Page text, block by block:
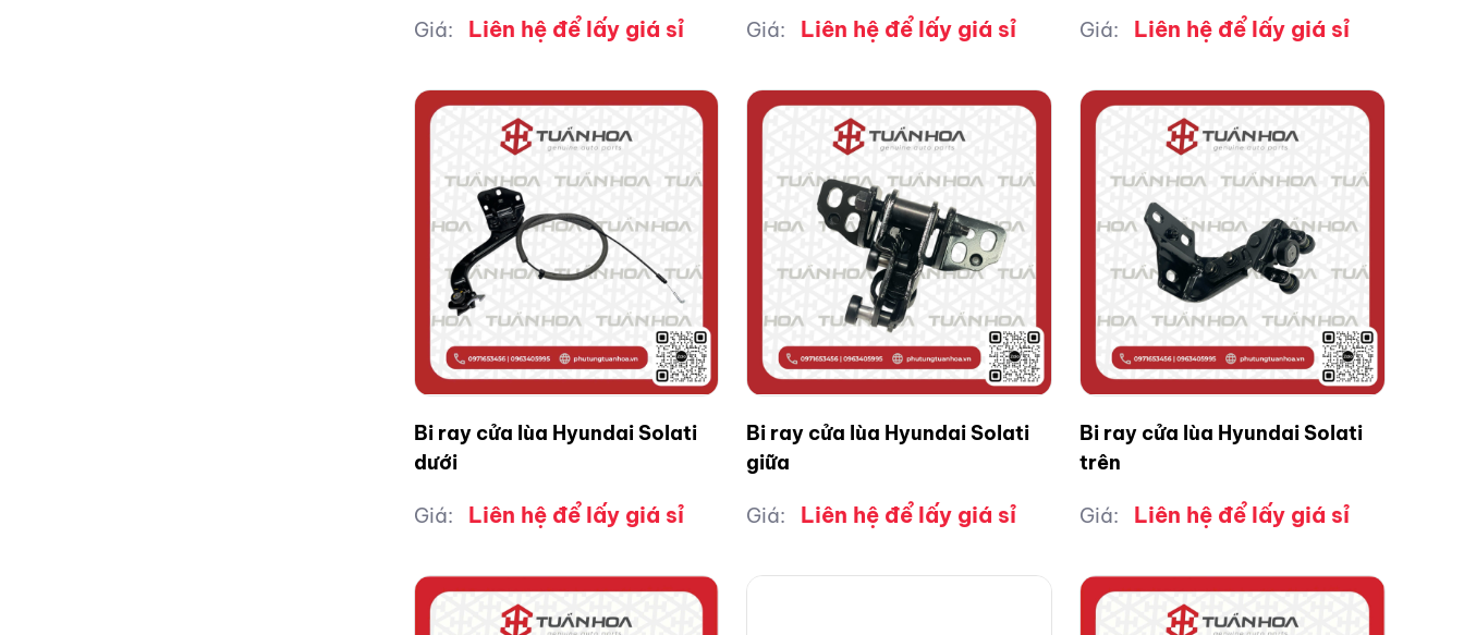
Giá: Liên hệ để lấy giá sỉ Giá: Liên hệ để lấy giá sỉ Giá: Liên hệ để lấy giá sỉ
Bi ray cửa lùa Hyundai Solati
dưới
Giá: Liên hệ để lấy giá sỉ
Bi ray cửa lùa Hyundai Solati
giữa
Giá: Liên hệ để lấy giá sỉ
Bi ray cửa lùa Hyundai Solati
trên
Giá: Liên hệ để lấy giá sỉ